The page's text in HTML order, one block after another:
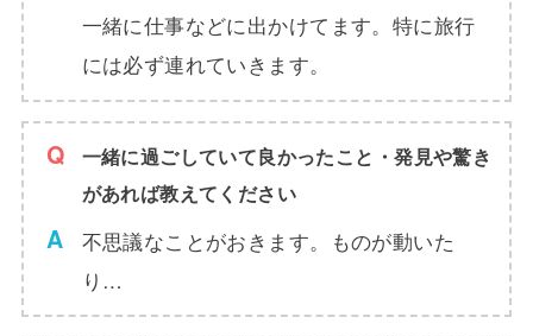
一緒に仕事などに出かけてます。特に旅行
には必ず連れていきます。
一緒に過ごしていて良かったこと・発見や驚き
があれば教えてください
不思議なことがおきます。ものが動いた
り…